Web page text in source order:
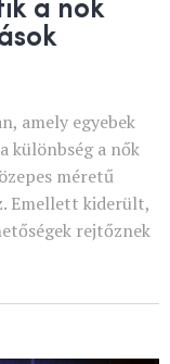
amely egyebek
különbség a nők
méretű
Emellett kiderült,
rejtőznek